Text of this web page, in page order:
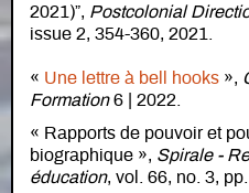
2021)”, Postcolonial
issue 2, 354-360, 2021.
« Une lettre à bell hooks »,
Formation6 | 2022.
« Rapports de pouvoir et
biographique », Spirale -
éducation, vol. 66, no. 3,